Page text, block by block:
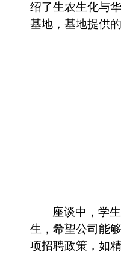
绍了生农生化与
基地，基地提供
座谈中，学
生，希望公司能
项招聘政策，如